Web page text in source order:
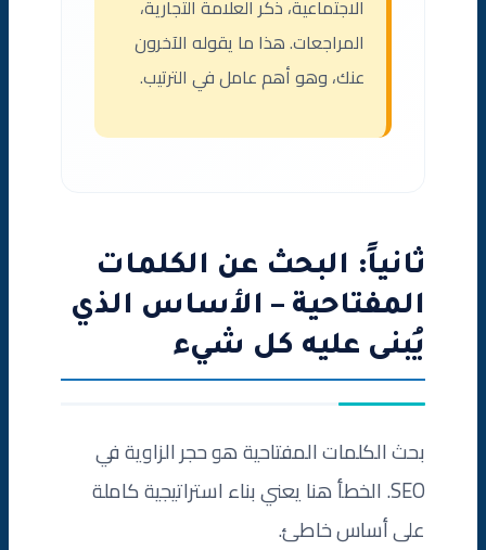
الاجتماعية، ذكر العلامة التجارية،
المراجعات. هذا ما يقوله الآخرون
عنك، وهو أهم عامل في الترتيب.
ثانياً: البحث عن الكلمات
المفتاحية – الأساس الذي
يُبنى عليه كل شيء
بحث الكلمات المفتاحية هو حجر الزاوية في
SEO. الخطأ هنا يعني بناء استراتيجية كاملة
على أساس خاطئ.